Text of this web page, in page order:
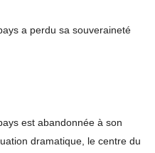
a perdu sa souveraineté
est abandonnée à son
dramatique, le centre du